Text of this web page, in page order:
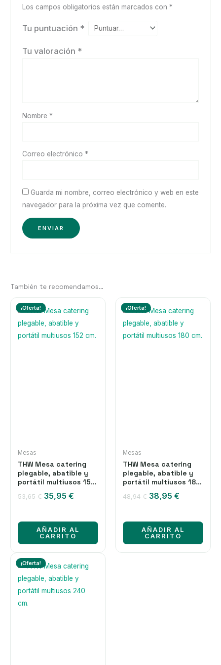
Los campos obligatorios están marcados con *
Tu puntuación *
Tu valoración *
Nombre *
Correo electrónico *
Guarda mi nombre, correo electrónico y web en este
navegador para la próxima vez que comente.
También te recomendamos…
¡Oferta!
Mesas
THW Mesa catering
plegable, abatible y
portátil multiusos 152
53,65€ El
era:
53,65 €.
35,95€
es:
35,95 €.
AÑADIR AL
CARRITO
¡Oferta!
Mesas
THW Mesa catering
plegable, abatible y
portátil multiusos 180
48,94€ El
era:
48,94 €.
38,95 €
es:
38,95 €.
AÑADIR AL
CARRITO
¡Oferta!